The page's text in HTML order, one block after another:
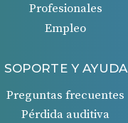
Profesionales
Empleo
SOPORTE Y AYUDA
Preguntas frecuentes
Pérdida auditiva